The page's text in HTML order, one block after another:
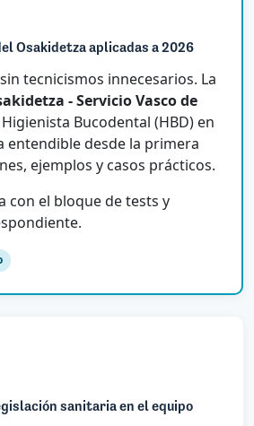
Osakidetza aplicadas a 2026
tecnicismos innecesarios. La
- Servicio Vasco de
Bucodental (HBD) en
entendible desde la primera
ejemplos y casos prácticos.
con el bloque de tests y
sanitaria en el equipo